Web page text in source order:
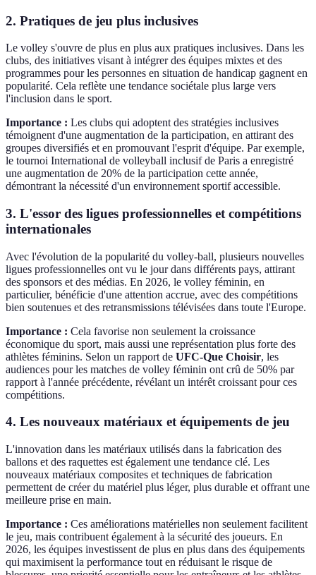
2. Pratiques de jeu plus inclusives
Le volley s'ouvre de plus en plus aux pratiques inclusives. Dans les
clubs, des initiatives visant à intégrer des équipes mixtes et des
programmes pour les personnes en situation de handicap gagnent en
popularité. Cela reflète une tendance sociétale plus large vers
l'inclusion dans le sport.
Importance : Les clubs qui adoptent des stratégies inclusives
témoignent d'une augmentation de la participation, en attirant des
groupes diversifiés et en promouvant l'esprit d'équipe. Par exemple,
le tournoi International de volleyball inclusif de Paris a enregistré
une augmentation de 20% de la participation cette année,
démontrant la nécessité d'un environnement sportif accessible.
3. L'essor des ligues professionnelles et compétitions
internationales
Avec l'évolution de la popularité du volley-ball, plusieurs nouvelles
ligues professionnelles ont vu le jour dans différents pays, attirant
des sponsors et des médias. En 2026, le volley féminin, en
particulier, bénéficie d'une attention accrue, avec des compétitions
bien soutenues et des retransmissions télévisées dans toute l'Europe.
Importance : Cela favorise non seulement la croissance
économique du sport, mais aussi une représentation plus forte des
athlètes féminins. Selon un rapport de UFC-Que Choisir, les
audiences pour les matches de volley féminin ont crû de 50% par
rapport à l'année précédente, révélant un intérêt croissant pour ces
compétitions.
4. Les nouveaux matériaux et équipements de jeu
L'innovation dans les matériaux utilisés dans la fabrication des
ballons et des raquettes est également une tendance clé. Les
nouveaux matériaux composites et techniques de fabrication
permettent de créer du matériel plus léger, plus durable et offrant une
meilleure prise en main.
Importance : Ces améliorations matérielles non seulement facilitent
le jeu, mais contribuent également à la sécurité des joueurs. En
2026, les équipes investissent de plus en plus dans des équipements
qui maximisent la performance tout en réduisant le risque de